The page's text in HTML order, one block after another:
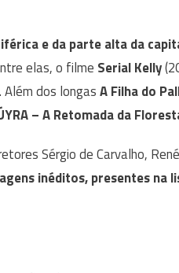
e da parte alta da
elas, o filme Serial Kelly
dos longasAFilha do
– A Retomada da
Sérgio de Carvalho,
inéditos, presentes na